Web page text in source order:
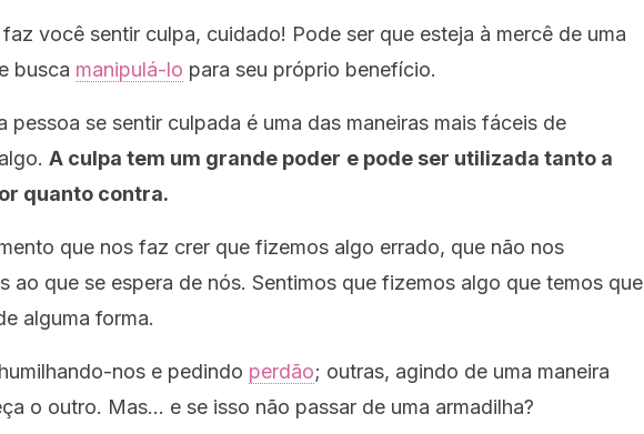
faz você sentir culpa, cuidado! Pode ser que esteja à mercê de uma
busca manipulá-lo para seu próprio benefício.
pessoa se sentir culpada é uma das maneiras mais fáceis de
A culpa tem um grande poder e pode ser utilizada tanto a
quanto contra.
que nos faz crer que fizemos algo errado, que não nos
ao que se espera de nós. Sentimos que fizemos algo que temos que
alguma forma.
nos e pedindo perdão; outras, agindo de uma maneira
o outro. Mas… e se isso não passar de uma armadilha?